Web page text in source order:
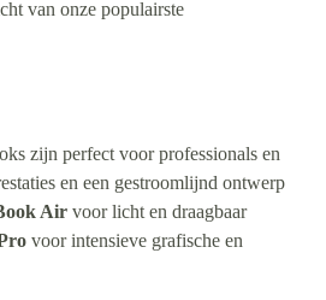
van onze populairste
zijn perfect voor professionals en
en een gestroomlijnd ontwerp
Air voor licht en draagbaar
voor intensieve grafische en